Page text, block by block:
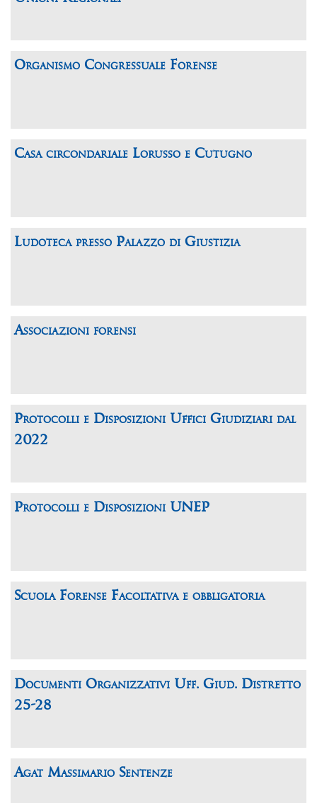
Organismo Congressuale Forense
Casa circondariale Lorusso e Cutugno
Ludoteca presso Palazzo di Giustizia
Associazioni forensi
Protocolli e Disposizioni Uffici Giudiziari dal
2022
Protocolli e Disposizioni UNEP
Scuola Forense Facoltativa e obbligatoria
Documenti Organizzativi Uff. Giud. Distretto
25-28
Agat Massimario Sentenze